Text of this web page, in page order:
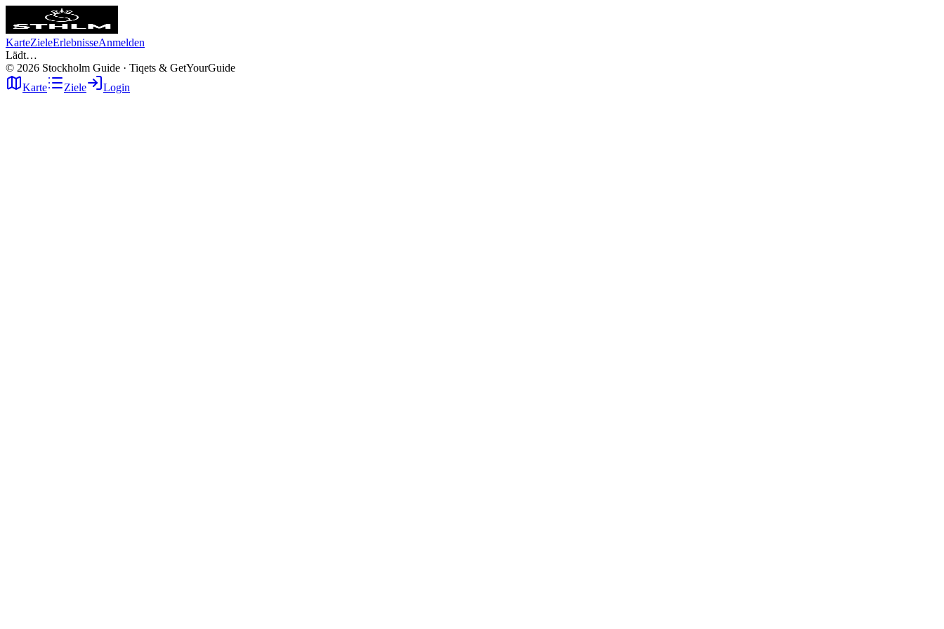
KarteZieleErlebnisseAnmelden
Lädt…
© 2026 Stockholm Guide · Tiqets & GetYourGuide
Karte
Ziele Login